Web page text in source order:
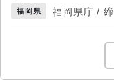
福岡県 福岡県庁 /